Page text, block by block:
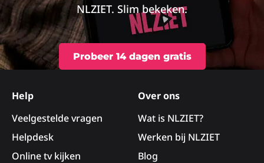
NLZIET. Slim bekeken.
Probeer 14 dagen gratis
footer
Help
Veelgestelde vragen
Helpdesk
Online tv kijken
Over ons
Wat is NLZIET?
Werken bij NLZIET
Blog